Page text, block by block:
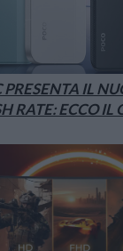
IL
RATE: ECCO IL